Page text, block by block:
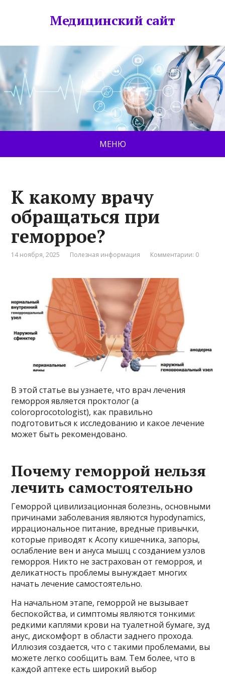
Медицинский сайт
МЕНЮ
К какому врачу
обращаться при
геморрое?
14 ноября, 2025 Полезная информация Комментарии: 0
В этой статье вы узнаете, что врач лечения
геморроя является проктолог (а
coloroprocotologist), как правильно
подготовиться к исследованию и какое лечение
может быть рекомендовано.
Почему геморрой нельзя
лечить самостоятельно
Геморрой цивилизационная болезнь, основными
причинами заболевания являются hypodynamics,
иррациональное питание, вредные привычки,
которые приводят к Acony кишечника, запоры,
ослабление вен и ануса мышц с созданием узлов
геморроя. Никто не застрахован от геморроя, и
деликатность проблемы вынуждает многих
начать лечение самостоятельно.
На начальном этапе, геморрой не вызывает
беспокойства, и симптомы являются тонкими:
редкими каплями крови на туалетной бумаге, зуд
анус, дискомфорт в области заднего прохода.
Иллюзия создается, что с такими проблемами, вы
можете легко сообщить вам. Тем более, что в
каждой аптеке есть широкий выбор